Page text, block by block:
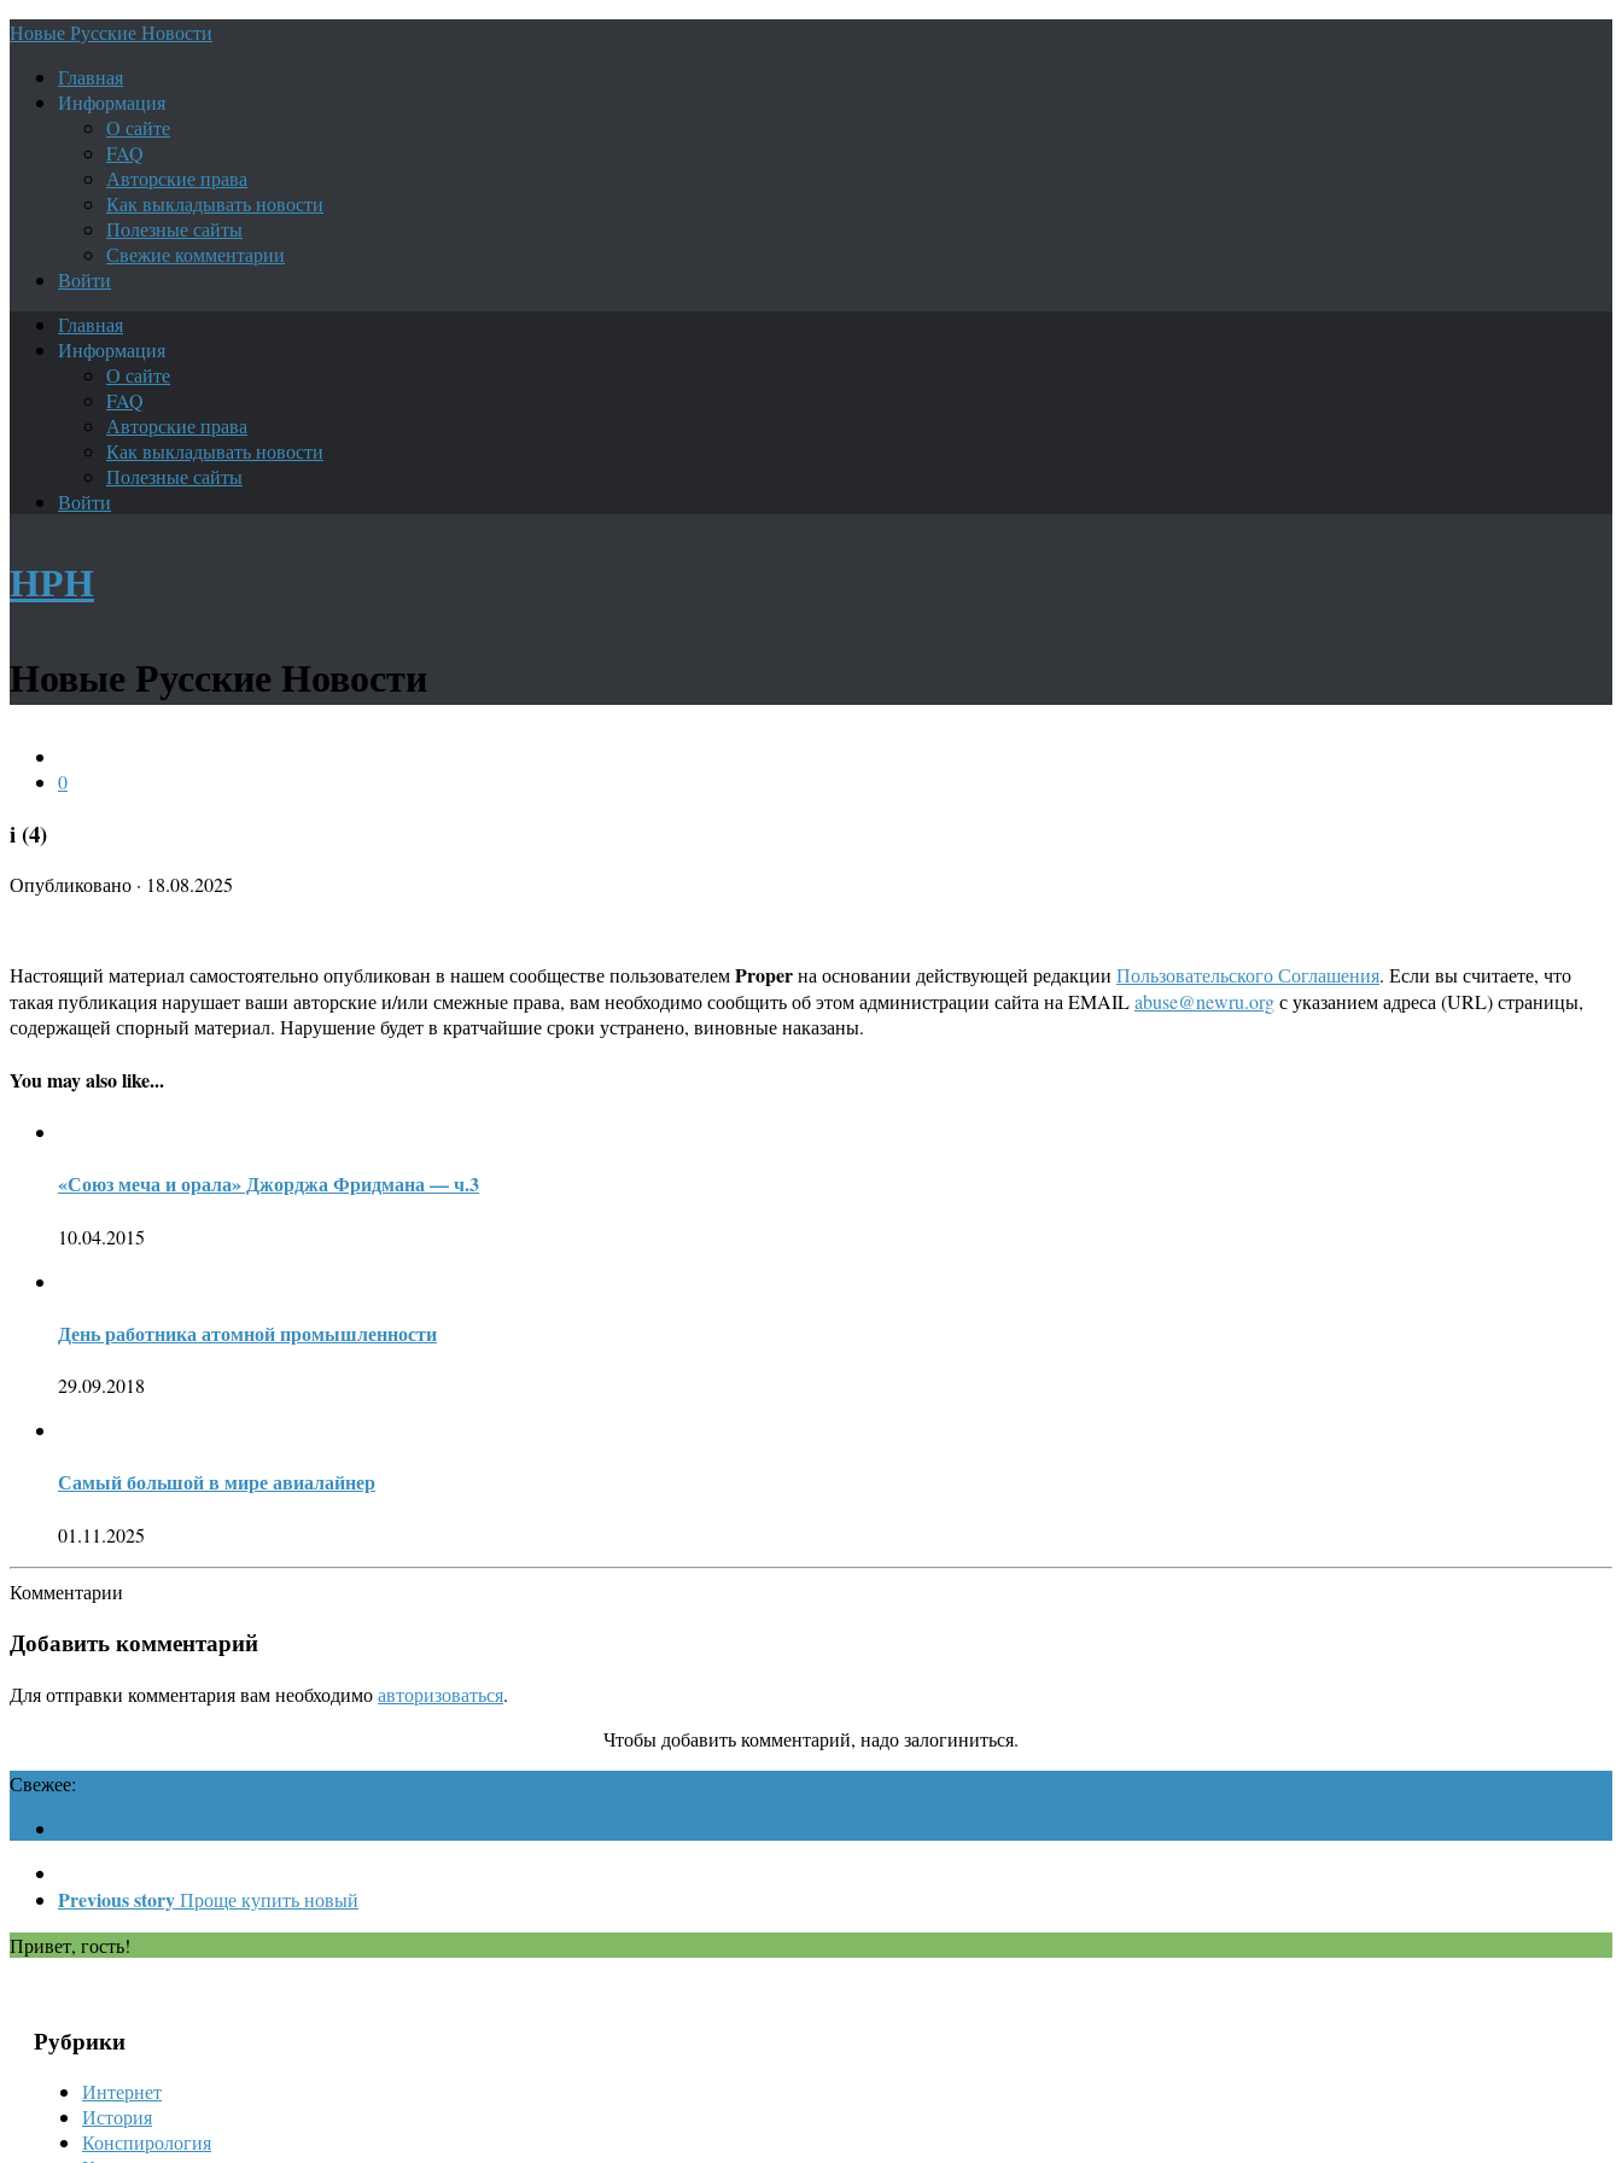
Новые Русские Новости
Главная
Информация
О сайте
FAQ
Авторские права
Как выкладывать новости
Полезные сайты
Свежие комментарии
Войти
Главная
Информация
О сайте
FAQ
Авторские права
Как выкладывать новости
Полезные сайты
Войти
НРН
Новые Русские Новости
0
i (4)
Опубликовано · 18.08.2025
Настоящий материал самостоятельно опубликован в нашем сообществе пользователемProperна основании действующей редакции Пользовательского Соглашения. Если вы считаете, что
такая публикация нарушает ваши авторские и/или смежные права, вам необходимо сообщить об этом администрации сайта на EMAILabuse@newru.orgс указанием адреса (URL) страницы,
содержащей спорный материал. Нарушение будет в кратчайшие сроки устранено, виновные наказаны.
You may also like...
«Союз меча и орала» Джорджа Фридмана — ч.3
10.04.2015
День работника атомной промышленности
29.09.2018
Самый большой в мире авиалайнер
01.11.2025
Комментарии
Добавить комментарий
Для отправки комментария вам необходимоавторизоваться.
Чтобы добавить комментарий, надо залогиниться.
Свежее:
Previous storyПроще купить новый
Привет, гость!
Рубрики
Интернет
История
Конспирология